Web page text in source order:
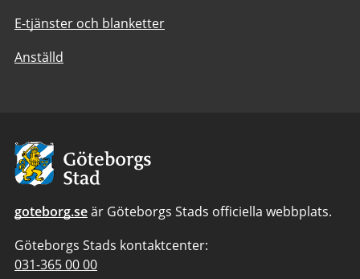
E-tjänster och blanketter
Anställd
Avsändare:
Göteborgs
Stad
goteborg.seär Göteborgs Stads officiella webbplats.
Göteborgs Stads kontaktcenter:
Telefonnummer
031-365 00 00